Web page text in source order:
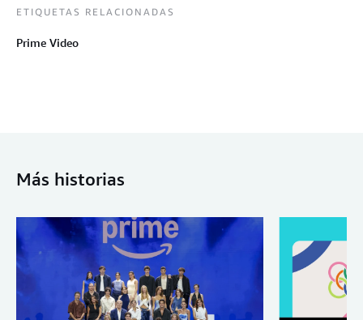
ETIQUETAS RELACIONADAS
Prime Video
Más historias